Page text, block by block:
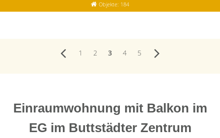
Objekte: 184
1 2 3 4 5
Einraumwohnung mit Balkon im
EG im Buttstädter Zentrum